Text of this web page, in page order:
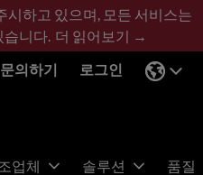
시하고 있으며, 모든 서비스는
습니다. 더 읽어보기 →
문의하기 로그인
업체 솔루션
품질